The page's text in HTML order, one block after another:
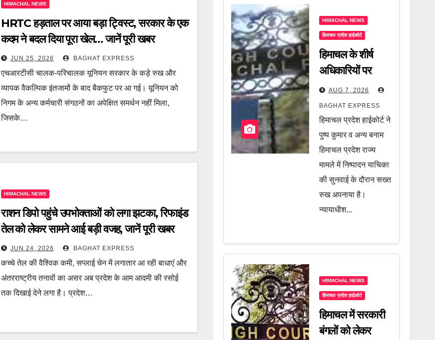
HIMACHAL NEWS
HRTC हड़ताल पर आया बड़ा ट्विस्ट, सरकार के एक
कदम ने बदल दिया पूरा खेल… जानें पूरी खबर
JUN 25, 2026 BAGHAT EXPRESS
एचआरटीसी चालक-परिचालक यूनियन सरकार के कड़े रुख और
व्यापक वैकल्पिक इंतजामों के बाद बैकफुट पर आ गई। यूनियन को
निगम के अन्य कर्मचारी संगठनों का अपेक्षित समर्थन नहीं मिला,
जिसके…
HIMACHAL NEWS
राशन डिपो पहुंचे उपभोक्ताओं को लगा झटका, रिफाइंड
तेल को लेकर सामने आई बड़ी वजह, जानें पूरी खबर
JUN 24, 2026 BAGHAT EXPRESS
कच्चे तेल की वैश्विक कमी, सप्लाई चेन में लगातार आ रही बाधाएं और
अंतरराष्ट्रीय तनावों का असर अब प्रदेश के आम आदमी की रसोई
तक दिखाई देने लगा है। प्रदेश…
HIMACHAL NEWS
हिमाचल प्रदेश हाईकोर्ट
हिमाचल के शीर्ष
अधिकारियों पर
हाईकोर्ट की बड़ी
चेतावनी! आदेश लागू
नहीं हुआ तो होगी
अवमानना की
कार्रवाई, जानें पूरी
खबर
AUG 7, 2026
BAGHAT EXPRESS
हिमाचल प्रदेश हाईकोर्ट ने
पुष्प कुमार व अन्य बनाम
हिमाचल प्रदेश राज्य
मामले में निष्पादन याचिका
की सुनवाई के दौरान सख्त
रुख अपनाया है।
न्यायाधीश...
HIMACHAL NEWS
हिमाचल प्रदेश हाईकोर्ट
हिमाचल में सरकारी
बंगलों को लेकर